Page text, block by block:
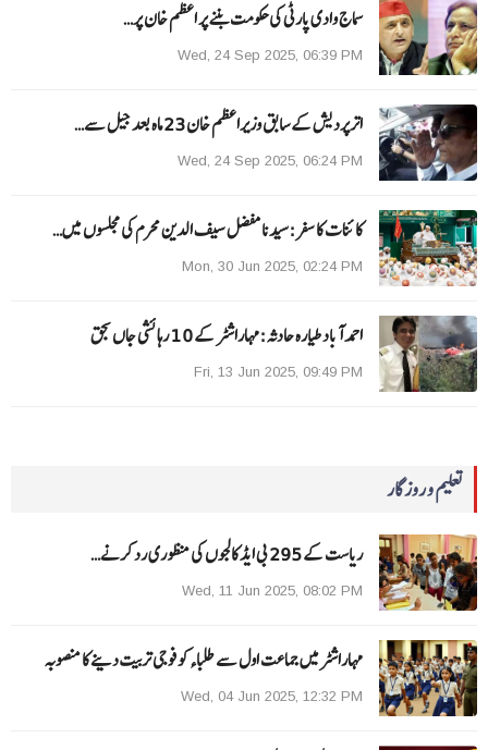
سماج وادی پارٹی کی حکومت بننے پر اعظم خان پر…
Wed, 24 Sep 2025, 06:39 PM
اترپردیش کے سابق وزیراعظم خان 23 ماہ بعد جیل سے…
Wed, 24 Sep 2025, 06:24 PM
کائنات کا سفر:سیدنا مفضل سیف الدین محرم کی مجلسوں میں…
Mon, 30 Jun 2025, 02:24 PM
احمد آباد طیارہ حادثہ :مہاراشٹر کے 10 رہائشی جاں بحق
Fri, 13 Jun 2025, 09:49 PM
تعلیم و روزگار
ریاست کے 295 بی ایڈ کالجوں کی منظوری رد کرنے…
Wed, 11 Jun 2025, 08:02 PM
مہاراشٹرمیں جماعت اول سے طلباءکو فوجی تربیت دینے کا منصوبہ
Wed, 04 Jun 2025, 12:32 PM